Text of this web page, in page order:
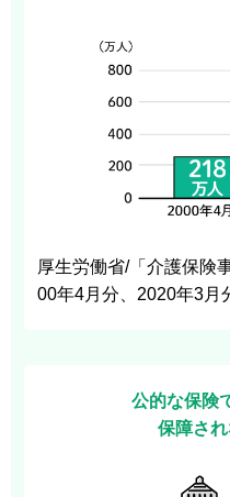
厚生労働省/「介護保険
00年4月分、2020年3月
公的な保険
保障さ